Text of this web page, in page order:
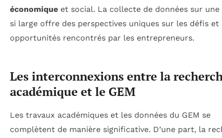
économique et social. La collecte de données sur une
si large offre des perspectives uniques sur les défis et
opportunités rencontrés par les entrepreneurs.
Les interconnexions entre la
académique et le GEM
Les travaux académiques et les données du GEM se
complètent de manière significative. D’une part, la